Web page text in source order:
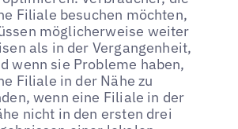
Filiale besuchen möchten,
möglicherweise weiter
als in der Vergangenheit,
wenn sie Probleme haben,
Filiale in der Nähe zu
wenn eine Filiale in der
nicht in den ersten drei